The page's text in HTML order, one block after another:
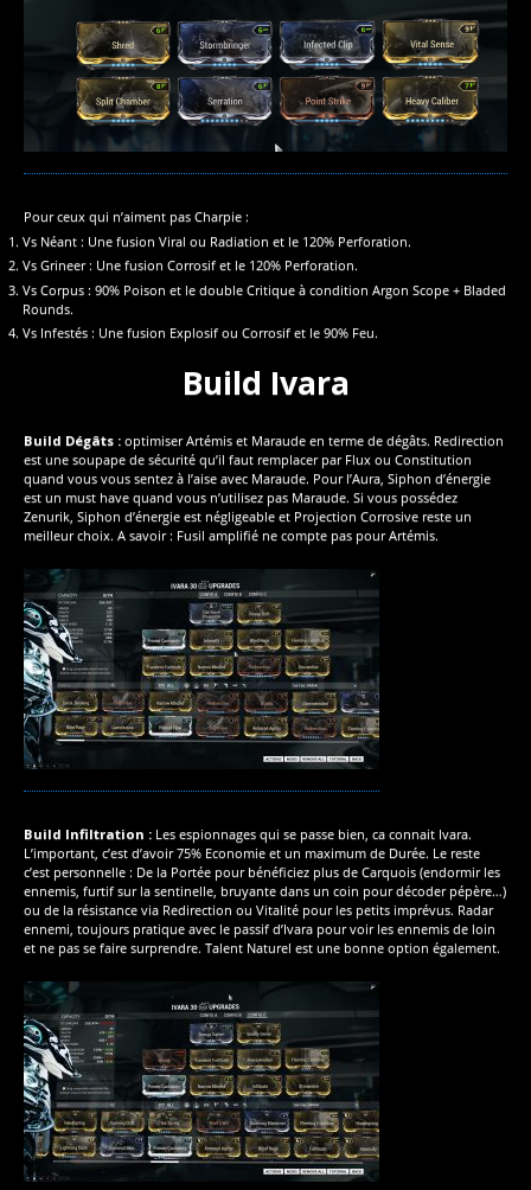
Pour ceux qui n’aiment pas Charpie :
Vs Néant : Une fusion Viral ou Radiation et le 120% Perforation.
Vs Grineer : Une fusion Corrosif et le 120% Perforation.
Vs Corpus : 90% Poison et le double Critique à condition Argon Scope + Bladed
Rounds.
Vs Infestés : Une fusion Explosif ou Corrosif et le 90% Feu.
Build Ivara
Build Dégâts : optimiser Artémis et Maraude en terme de dégâts. Redirection
est une soupape de sécurité qu’il faut remplacer par Flux ou Constitution
quand vous vous sentez à l’aise avec Maraude. Pour l’Aura, Siphon d’énergie
est un must have quand vous n’utilisez pas Maraude. Si vous possédez
Zenurik, Siphon d’énergie est négligeable et Projection Corrosive reste un
meilleur choix. A savoir : Fusil amplifié ne compte pas pour Artémis.
Build Infiltration : Les espionnages qui se passe bien, ca connait Ivara.
L’important, c’est d’avoir 75% Economie et un maximum de Durée. Le reste
c’est personnelle : De la Portée pour bénéficiez plus de Carquois (endormir les
ennemis, furtif sur la sentinelle, bruyante dans un coin pour décoder pépère…)
ou de la résistance via Redirection ou Vitalité pour les petits imprévus. Radar
ennemi, toujours pratique avec le passif d’Ivara pour voir les ennemis de loin
et ne pas se faire surprendre. Talent Naturel est une bonne option également.